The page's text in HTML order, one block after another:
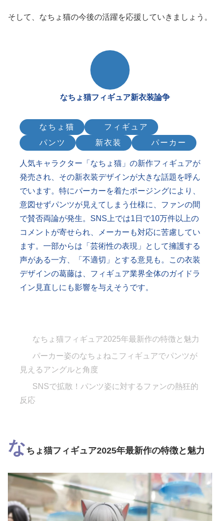
そして、なちょ猫の今後の活躍を応援していきましょう。
なちょ猫フィギュア新衣装論争
なちょ猫
フィギュア
パンツ
新衣装 パーカー
人気キャラクター「なちょ猫」の新作フィギュアが
発売され、その新衣装デザインが大きな話題を呼ん
でいます。特にパーカーを着たポージングにより、
意図せずパンツが見えてしまう仕様に、ファンの間
で賛否両論が発生。SNS上では1日で10万件以上の
コメントが寄せられ、メーカーも対応に苦慮してい
ます。一部からは「芸術性の表現」として擁護する
声がある一方、「不適切」とする意見も。この衣装
デザインの葛藤は、フィギュア業界全体のガイドラ
イン見直しにも影響を与えそうです。
なちょ猫フィギュア2025年最新作の特徴と魅力
パーカー姿のなちょねこフィギュアでパンツが
見えるアングルと角度
SNSで拡散！パンツ姿に対するファンの熱狂的
反応
なちょ猫フィギュア2025年最新作の特徴と魅力